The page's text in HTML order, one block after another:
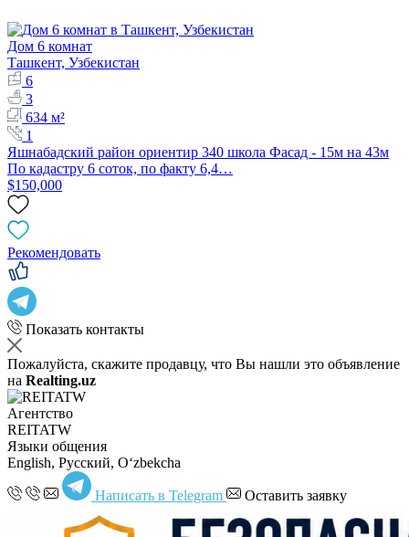
Дом 6 комнат
Ташкент, Узбекистан
6
3
634 м²
1
Яшнабадский район ориентир 340 школа Фасад - 15м на 43м
По кадастру 6 соток, по факту 6,4…
$150,000
Рекомендовать
Показать контакты
Пожалуйста, скажите продавцу, что Вы нашли это объявление
на Realting.uz
Агентство
REITATW
Языки общения
English, Русский, Oʻzbekcha
Написать в Telegram Оставить заявку